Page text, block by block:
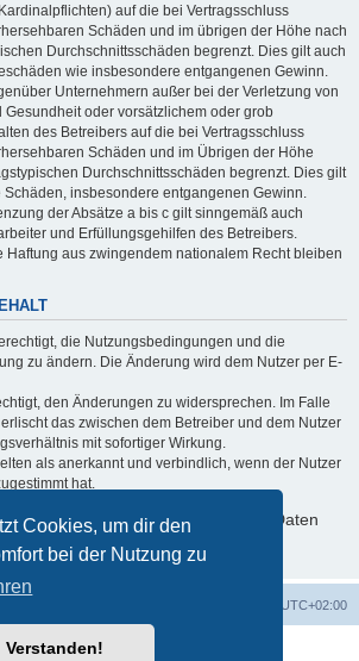
Cookies, um dir den
bei der Nutzung zu
Verstanden!
auf die bei Vertragsschluss
Schäden und im übrigen der Höhe nach
Durchschnittsschäden begrenzt. Dies gilt auch
wie insbesondere entgangenen Gewinn.
Unternehmern außer bei der Verletzung von
Gesundheit oder vorsätzlichem oder grob
des Betreibers auf die bei Vertragsschluss
Schäden und im Übrigen der Höhe
Durchschnittsschäden begrenzt. Dies gilt
insbesondere entgangenen Gewinn.
der Absätze a bis c gilt sinngemäß auch
und Erfüllungsgehilfen des Betreibers.
Haftung aus zwingendem nationalem Recht bleiben
die Nutzungsbedingungen und die
zu ändern. Die Änderung wird dem Nutzer per E-
den Änderungen zu widersprechen. Im Falle
das zwischen dem Betreiber und dem Nutzer
mit sofortiger Wirkung.
als anerkannt und verbindlich, wenn der Nutzer
hat.
Umgang mit deinen persönlichen Daten
enthalten.
UTC+02:00
phpBB® Forum Software © phpBB Limited